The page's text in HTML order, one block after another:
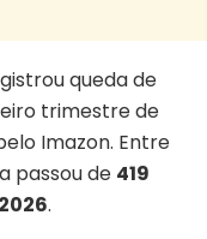
queda de
trimestre de
Imazon. Entre
passou de 419
.